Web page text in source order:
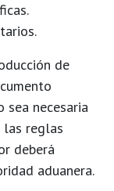
de
necesaria
las reglas
deberá
aduanera.